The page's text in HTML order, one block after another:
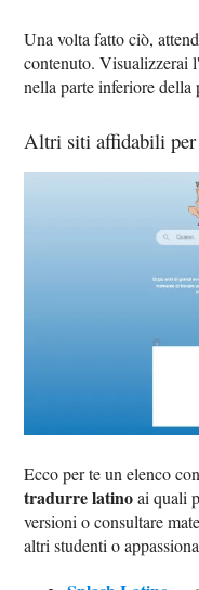
Una volta fatto ciò,
contenuto. Visualizzerai
nella parte inferiore
Altri siti affidabili per
Ecco per te un elenco
tradurre latinoai quali
versioni o consultare
altri studenti o